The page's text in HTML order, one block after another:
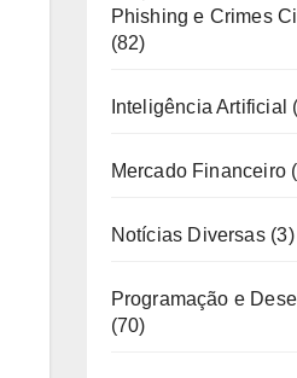
Phishing e Crimes
(82)
Inteligência Artificial
Mercado Financeiro
Notícias Diversas(3)
Programação e
(70)